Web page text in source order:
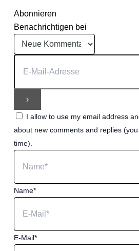
Abonnieren
Benachrichtigen bei
I allow to use my email address
about new comments and replies
time).
Name*
E-Mail*